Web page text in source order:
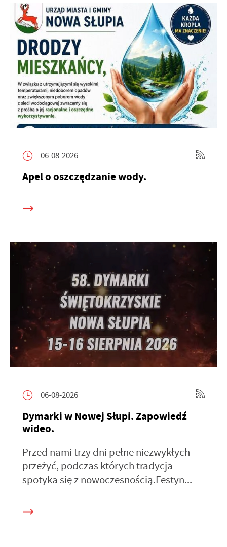
06-08-2026
Apel o oszczędzanie wody.
06-08-2026
Dymarki w Nowej Słupi. Zapowiedź
wideo.
Przed nami trzy dni pełne niezwykłych
przeżyć, podczas których tradycja
spotyka się z nowoczesnością.Festyn...